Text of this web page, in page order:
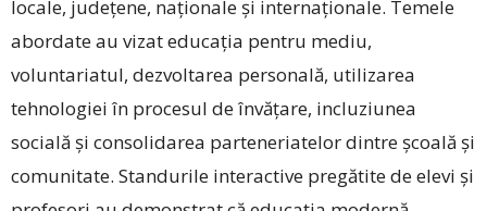
locale, județene, naționale și internaționale. Temele
abordate au vizat educația pentru mediu,
voluntariatul, dezvoltarea personală, utilizarea
tehnologiei în procesul de învățare, incluziunea
socială și consolidarea parteneriatelor dintre școală și
comunitate. Standurile interactive pregătite de elevi și